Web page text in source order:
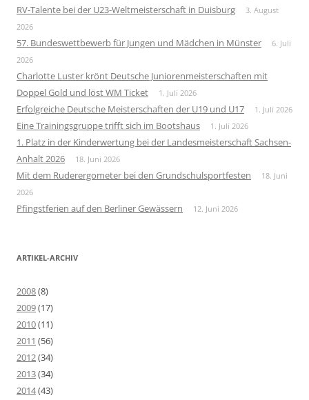
RV-Talente bei der U23-Weltmeisterschaft in Duisburg
3. August
2026
57. Bundeswettbewerb für Jungen und Mädchen in Münster
6. Juli
2026
Charlotte Luster krönt Deutsche Juniorenmeisterschaften mit
Doppel Gold und löst WM Ticket
1. Juli 2026
Erfolgreiche Deutsche Meisterschaften der U19 und U17 1. Juli 2026
Eine Trainingsgruppe trifft sich im Bootshaus 1. Juli 2026
1. Platz in der Kinderwertung bei der Landesmeisterschaft Sachsen-
Anhalt 2026
18. Juni 2026
Mit dem Ruderergometer bei den Grundschulsportfesten
18. Juni
2026
Pfingstferien auf den Berliner Gewässern 12. Juni 2026
ARTIKEL-ARCHIV
2008(8)
2009(17)
2010(11)
2011 (56)
2012(34)
2013(34)
2014(43)